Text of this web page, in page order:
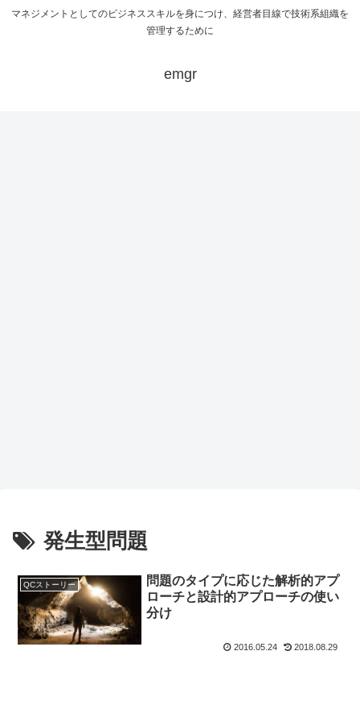
マネジメントとしてのビジネススキルを身につけ、経営者目線で技術系組織を
管理するために
emgr
発生型問題
QCストーリー
問題のタイプに応じた解析的アプ
ローチと設計的アプローチの使い
分け
2016.05.24 2018.08.29